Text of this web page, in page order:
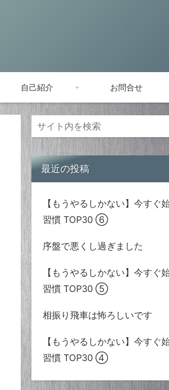
自己紹介 お問合せ
最近の投稿
【もうやるしかない】今すぐ
習慣 TOP30 ⑥
序盤で悪くし過ぎました
【もうやるしかない】今すぐ
習慣 TOP30 ⑤
相振り飛車は怖ろしいです
【もうやるしかない】今すぐ
習慣 TOP30 ④